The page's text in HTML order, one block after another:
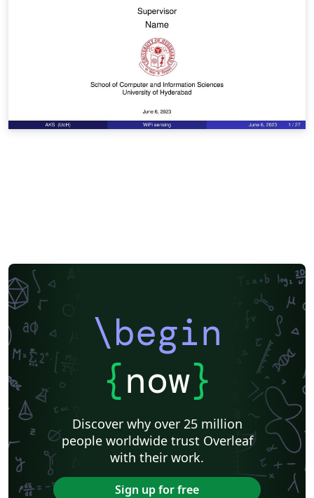
\begin
{now}
Discover why over 25 million
people worldwide trust Overleaf
with their work.
Sign up for free